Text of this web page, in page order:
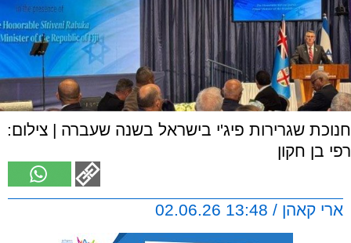
חנוכת שגרירות פיג'י בישראל בשנה שעברה | צילום:
רפי בן חקון
ארי קאהן / 13:48 02.06.26